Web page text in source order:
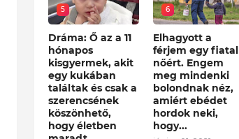
5
Dráma: Ő az a 11
hónapos
kisgyermek, akit
egy kukában
találtak és csak a
szerencsének
köszönhető,
hogy életben
6
Elhagyott a
férjem egy fiatal
nőért. Engem
meg mindenki
bolondnak néz,
amiért ebédet
hordok neki,
hogy...